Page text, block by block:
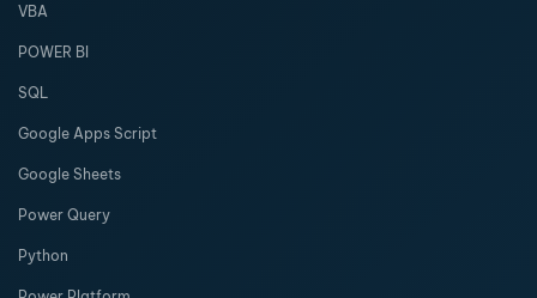
VBA
POWER BI
SQL
Google Apps Script
Google Sheets
Power Query
Python